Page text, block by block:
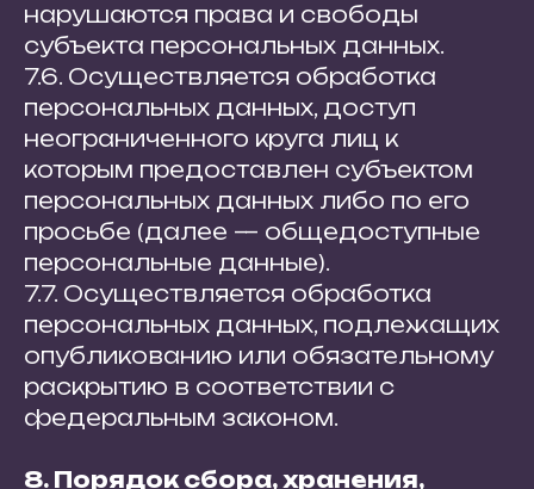
нарушаются права и свободы
субъекта персональных данных.
7.6. Осуществляется обработка
персональных данных, доступ
неограниченного круга лиц к
которым предоставлен субъектом
персональных данных либо по его
просьбе (далее — общедоступные
персональные данные).
7.7. Осуществляется обработка
персональных данных, подлежащих
опубликованию или обязательному
раскрытию в соответствии с
федеральным законом.
8. Порядок сбора, хранения,